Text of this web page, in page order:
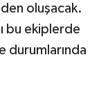
oluşacak.
bu ekiplerde
durumlarında